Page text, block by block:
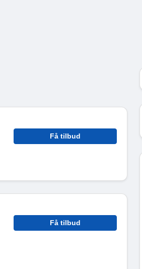
Få tilbud
Få tilbud